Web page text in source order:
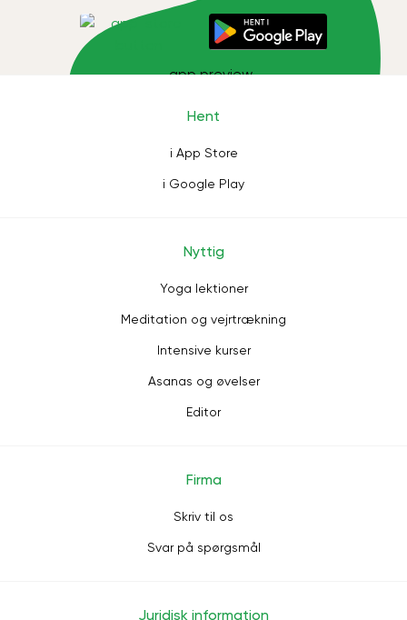
Hent
i App Store
i Google Play
Nyttig
Yoga lektioner
Meditation og vejrtrækning
Intensive kurser
Asanas og øvelser
Editor
Firma
Skriv til os
Svar på spørgsmål
Juridisk information